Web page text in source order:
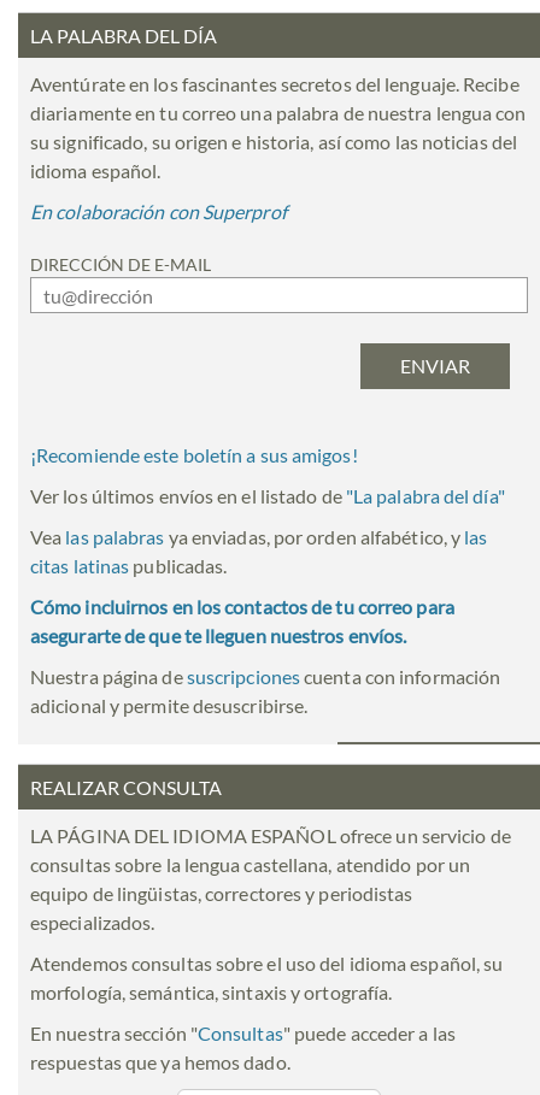
LA PALABRA DEL DÍA
Aventúrate en los fascinantes secretos del lenguaje. Recibe
diariamente en tu correo una palabra de nuestra lengua con
su significado, su origen e historia, así como las noticias del
idioma español.
En colaboración con Superprof
DIRECCIÓN DE E-MAIL
¡Recomiende este boletín a sus amigos!
Ver los últimos envíos en el listado de "La palabra del día"
Vea las palabras ya enviadas, por orden alfabético, y las
citas latinas publicadas.
Cómo incluirnos en los contactos de tu correo para
asegurarte de que te lleguen nuestros envíos.
Nuestra página desuscripcionescuenta con información
adicional y permite desuscribirse.
REALIZAR CONSULTA
LA PÁGINA DEL IDIOMA ESPAÑOL ofrece un servicio de
consultas sobre la lengua castellana, atendido por un
equipo de lingüistas, correctores y periodistas
especializados.
Atendemos consultas sobre el uso del idioma español, su
morfología, semántica, sintaxis y ortografía.
En nuestra sección "Consultas" puede acceder a las
respuestas que ya hemos dado.